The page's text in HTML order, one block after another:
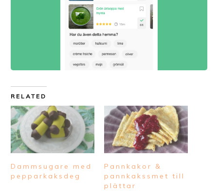
RELATED
Dammsugare med
pepparkaksdeg
Pannkakor &
pannkakssmet till
plättar